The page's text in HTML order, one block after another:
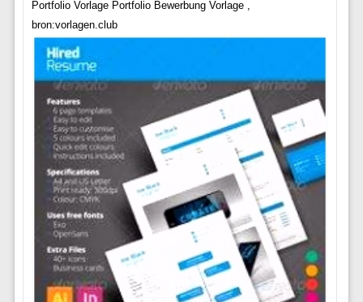
Portfolio Vorlage Portfolio Bewerbung Vorlage ,
bron:vorlagen.club